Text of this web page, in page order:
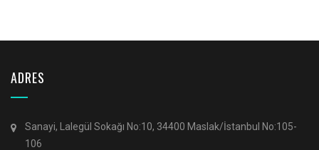
ADRES
Sanayi, Lalegül Sokağı No:10, 34400 Maslak/İstanbul No:105-
106